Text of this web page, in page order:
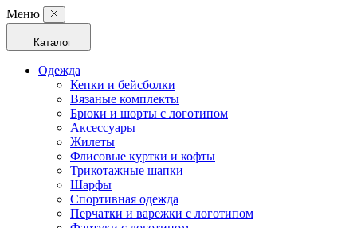
Меню
Каталог
Одежда
Кепки и бейсболки
Вязаные комплекты
Брюки и шорты с логотипом
Аксессуары
Жилеты
Флисовые куртки и кофты
Трикотажные шапки
Шарфы
Спортивная одежда
Перчатки и варежки с логотипом